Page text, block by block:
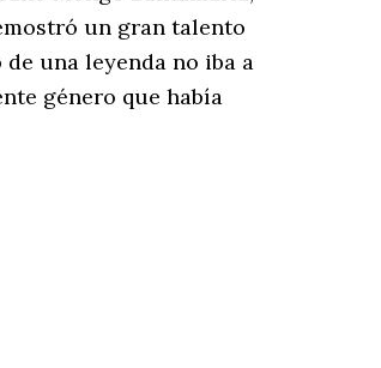
un gran talento
una leyenda no iba a
género que había